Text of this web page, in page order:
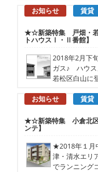
お知らせ 賃貸
★☆新築特集 戸畑・
トハウスⅠ・Ⅱ番館】
2018年2月下
ガス♪ ハウス
若松区白山に
お知らせ 賃貸
★☆新築特集 小倉北
ンテ】
★2018年１
津・清水エリ
でランニング